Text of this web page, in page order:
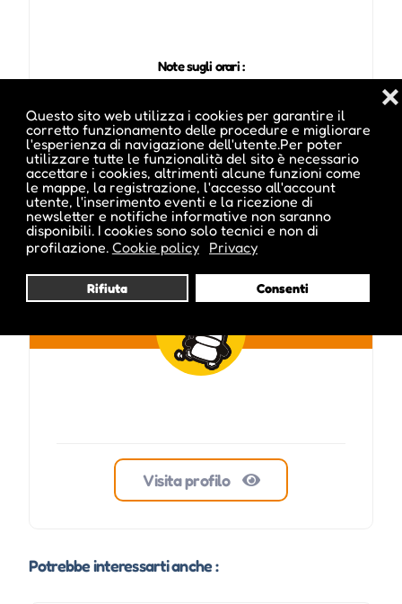
Questo sito web utilizza i cookies per garantire il
corretto funzionamento delle procedure e migliorare
l'esperienza di navigazione dell'utente.Per poter
utilizzare tutte le funzionalità del sito è necessario
accettare i cookies, altrimenti alcune funzioni come
le mappe, la registrazione, l'accesso all'account
utente, l'inserimento eventi e la ricezione di
newsletter e notifiche informative non saranno
disponibili. I cookies sono solo tecnici e non di
profilazione. Cookie policy Privacy
Rifiuta Consenti
❌
Note sugli orari :
Pubblicato da :
BobbyKindermusik
Visita profilo
Potrebbe interessarti anche :